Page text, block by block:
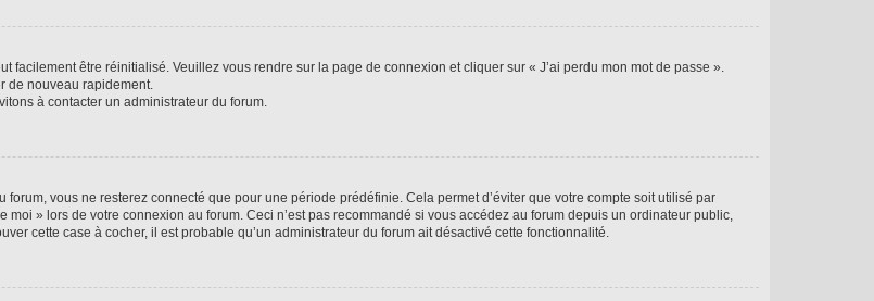
facilement être réinitialisé. Veuillez vous rendre sur la page de connexion et cliquer sur « J’ai perdu mon mot de passe ».
de nouveau rapidement.
à contacter un administrateur du forum.
vous ne resterez connecté que pour une période prédéfinie. Cela permet d’éviter que votre compte soit utilisé par
» lors de votre connexion au forum. Ceci n’est pas recommandé si vous accédez au forum depuis un ordinateur public,
cette case à cocher, il est probable qu’un administrateur du forum ait désactivé cette fonctionnalité.